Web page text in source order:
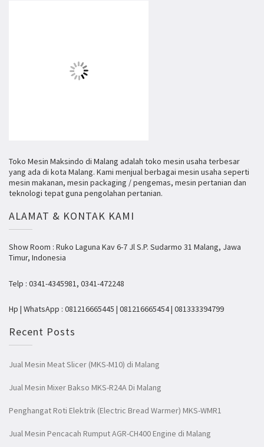
Toko Mesin Maksindo di Malang adalah toko mesin usaha terbesar
yang ada di kota Malang. Kami menjual berbagai mesin usaha seperti
mesin makanan, mesin packaging / pengemas, mesin pertanian dan
teknologi tepat guna pengolahan pertanian.
ALAMAT & KONTAK KAMI
Show Room : Ruko Laguna Kav 6-7 Jl S.P. Sudarmo 31 Malang, Jawa
Timur, Indonesia
Telp : 0341-4345981, 0341-472248
Hp | WhatsApp : 081216665445 | 081216665454 | 081333394799
Recent Posts
Jual Mesin Meat Slicer (MKS-M10) di Malang
Jual Mesin Mixer Bakso MKS-R24A Di Malang
Penghangat Roti Elektrik (Electric Bread Warmer) MKS-WMR1
Jual Mesin Pencacah Rumput AGR-CH400 Engine di Malang